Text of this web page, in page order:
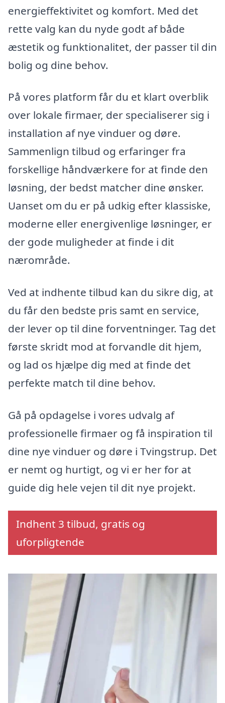
energieffektivitet og komfort. Med det
rette valg kan du nyde godt af både
æstetik og funktionalitet, der passer til din
bolig og dine behov.
På vores platform får du et klart overblik
over lokale firmaer, der specialiserer sig i
installation af nye vinduer og døre.
Sammenlign tilbud og erfaringer fra
forskellige håndværkere for at finde den
løsning, der bedst matcher dine ønsker.
Uanset om du er på udkig efter klassiske,
moderne eller energivenlige løsninger, er
der gode muligheder at finde i dit
nærområde.
Ved at indhente tilbud kan du sikre dig, at
du får den bedste pris samt en service,
der lever op til dine forventninger. Tag det
første skridt mod at forvandle dit hjem,
og lad os hjælpe dig med at finde det
perfekte match til dine behov.
Gå på opdagelse i vores udvalg af
professionelle firmaer og få inspiration til
dine nye vinduer og døre i Tvingstrup. Det
er nemt og hurtigt, og vi er her for at
guide dig hele vejen til dit nye projekt.
Indhent 3 tilbud, gratis og
uforpligtende